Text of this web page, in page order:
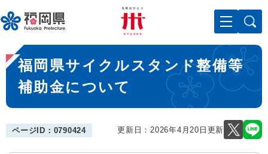
ー
ジ
先
頭
。
メニューを飛ばして本文へ
本
文
福岡県サイクルスタンド整備等
補助金について
ページID：0790424 更新日：2026年4月20日更新